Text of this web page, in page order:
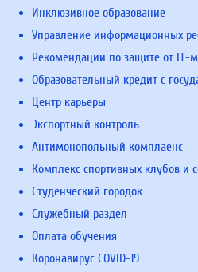
Инклюзивное образование
Управление информационных
Рекомендации по защите от IT-
Образовательный кредит с
Центр карьеры
Экспортный контроль
Антимонопольный комплаенс
Комплекс спортивных клубов и
Студенческий городок
Служебный раздел
Оплата обучения
Коронавирус COVID-19